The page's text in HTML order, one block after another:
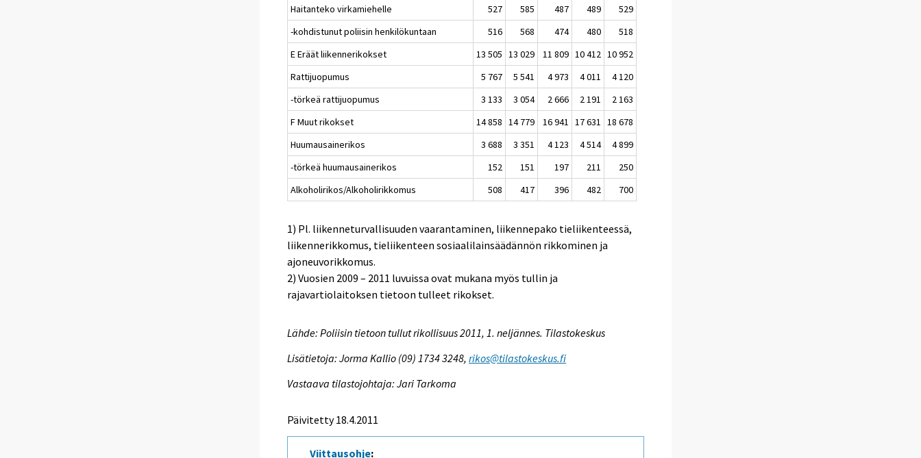
Haitanteko virkamiehelle
527 585 487 489
529
-kohdistunut poliisin henkilökuntaan
516 568 474 480
518
E Eräät liikennerikokset
13 505 13 029 11 809 10 412 10 952
Rattijuopumus
5 767 5 541 4 973 4 011
4 120
-törkeä rattijuopumus
3 133 3 054 2 666 2 191
2 163
F Muut rikokset
14 858 14 779 16 941 17 631 18 678
Huumausainerikos
3 688 3 351 4 123 4 514
4 899
-törkeä huumausainerikos
152 151 197 211
250
Alkoholirikos/Alkoholirikkomus
508 417 396 482 700
1) Pl. liikenneturvallisuuden vaarantaminen, liikennepako tieliikenteessä,
liikennerikkomus, tieliikenteen sosiaalilainsäädännön rikkominen ja
ajoneuvorikkomus.
2) Vuosien 2009 – 2011 luvuissa ovat mukana myös tullin ja
rajavartiolaitoksen tietoon tulleet rikokset.
Lähde: Poliisin tietoon tullut rikollisuus 2011, 1. neljännes. Tilastokeskus
Lisätietoja: Jorma Kallio (09) 1734 3248,rikos@tilastokeskus.fi
Vastaava tilastojohtaja: Jari Tarkoma
Päivitetty 18.4.2011
Viittausohje: